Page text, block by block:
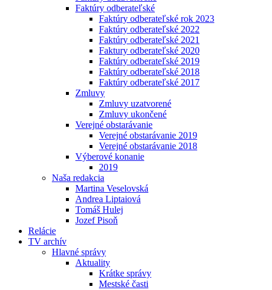
Faktúry odberateľské
Faktúry odberateľské rok 2023
Faktúry odberateľské 2022
Faktúry odberateľské 2021
Faktury odberateľské 2020
Faktúry odberateľské 2019
Faktúry odberateľské 2018
Faktúry odberateľské 2017
Zmluvy
Zmluvy uzatvorené
Zmluvy ukončené
Verejné obstarávanie
Verejné obstarávanie 2019
Verejné obstarávanie 2018
Výberové konanie
2019
Naša redakcia
Martina Veselovská
Andrea Liptaiová
Tomáš Hulej
Jozef Pisoň
Relácie
TV archív
Hlavné správy
Aktuality
Krátke správy
Mestské časti